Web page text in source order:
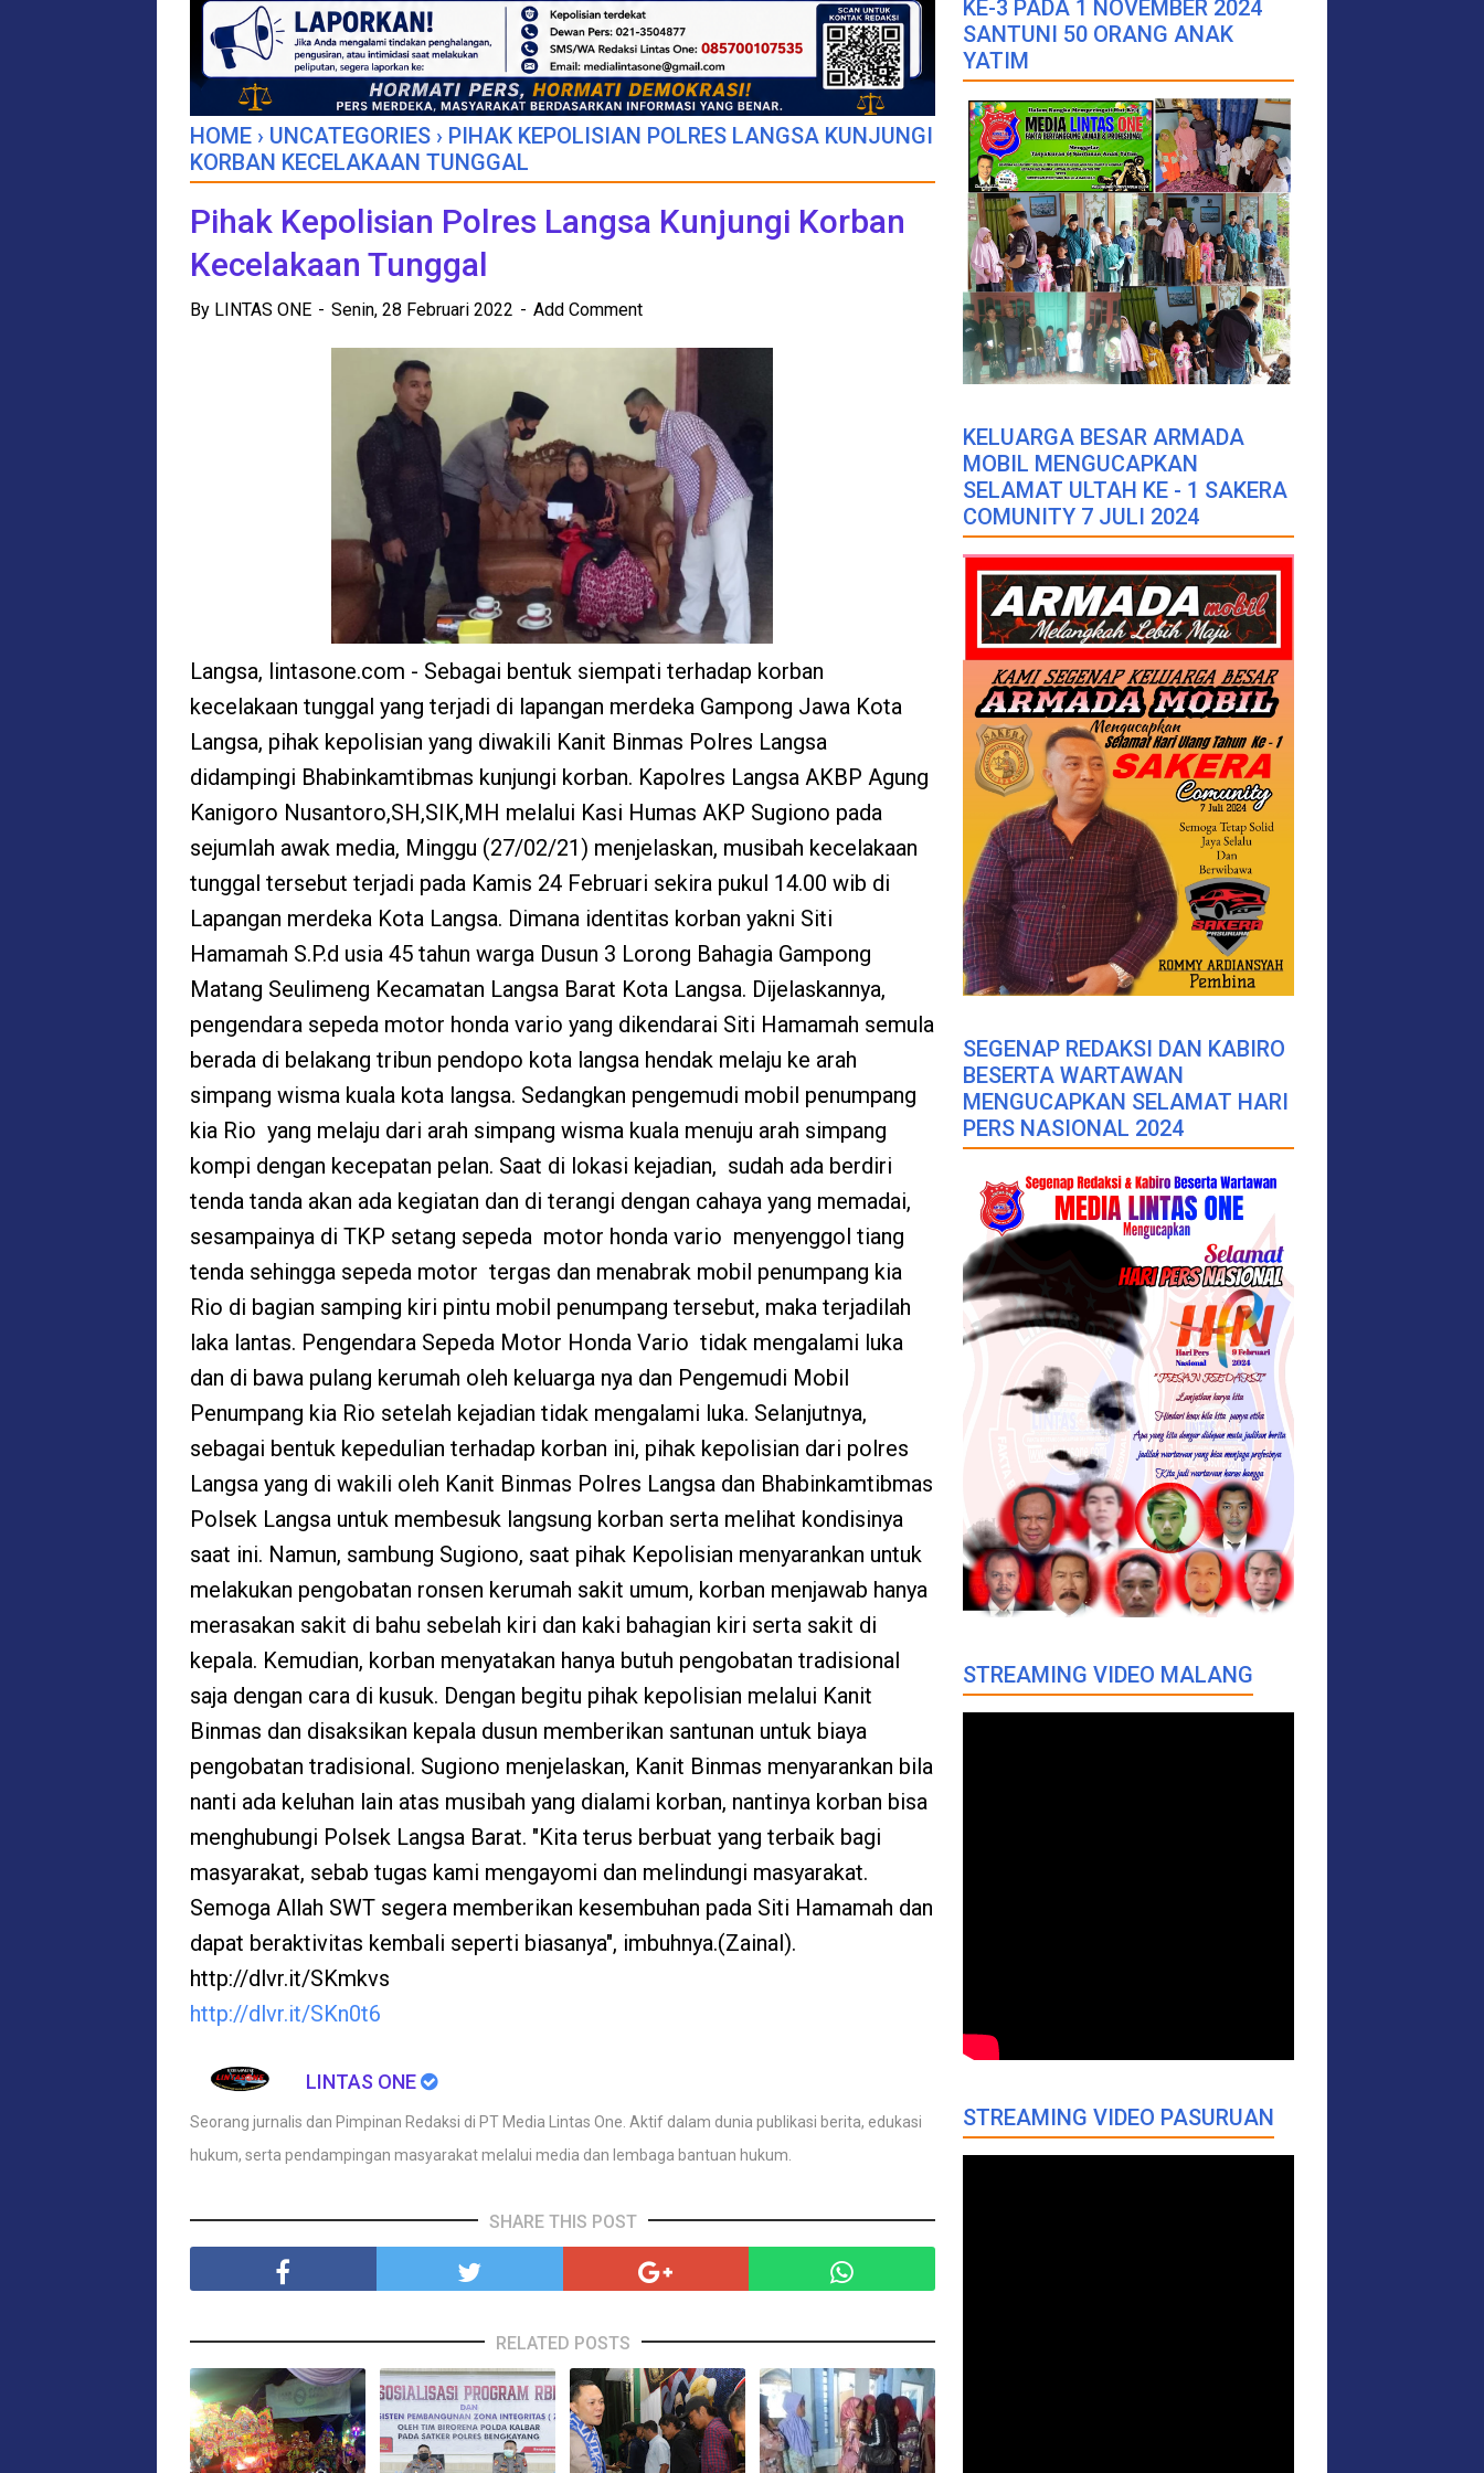
HOME › UNCATEGORIES › PIHAK KEPOLISIAN POLRES LANGSA KUNJUNGI
KORBAN KECELAKAAN TUNGGAL
Pihak Kepolisian Polres Langsa Kunjungi Korban
Kecelakaan Tunggal
By LINTAS ONE Senin, 28 Februari 2022 Add Comment
Langsa, lintasone.com - Sebagai bentuk siempati terhadap korban
kecelakaan tunggal yang terjadi di lapangan merdeka Gampong Jawa Kota
Langsa, pihak kepolisian yang diwakili Kanit Binmas Polres Langsa
didampingi Bhabinkamtibmas kunjungi korban. Kapolres Langsa AKBP Agung
Kanigoro Nusantoro,SH,SIK,MH melalui Kasi Humas AKP Sugiono pada
sejumlah awak media, Minggu (27/02/21) menjelaskan, musibah kecelakaan
tunggal tersebut terjadi pada Kamis 24 Februari sekira pukul 14.00 wib di
Lapangan merdeka Kota Langsa. Dimana identitas korban yakni Siti
Hamamah S.P.d usia 45 tahun warga Dusun 3 Lorong Bahagia Gampong
Matang Seulimeng Kecamatan Langsa Barat Kota Langsa. Dijelaskannya,
pengendara sepeda motor honda vario yang dikendarai Siti Hamamah semula
berada di belakang tribun pendopo kota langsa hendak melaju ke arah
simpang wisma kuala kota langsa. Sedangkan pengemudi mobil penumpang
kia Rio yang melaju dari arah simpang wisma kuala menuju arah simpang
kompi dengan kecepatan pelan. Saat di lokasi kejadian, sudah ada berdiri
tenda tanda akan ada kegiatan dan di terangi dengan cahaya yang memadai,
sesampainya di TKP setang sepeda motor honda vario menyenggol tiang
tenda sehingga sepeda motor tergas dan menabrak mobil penumpang kia
Rio di bagian samping kiri pintu mobil penumpang tersebut, maka terjadilah
laka lantas. Pengendara Sepeda Motor Honda Vario tidak mengalami luka
dan di bawa pulang kerumah oleh keluarga nya dan Pengemudi Mobil
Penumpang kia Rio setelah kejadian tidak mengalami luka. Selanjutnya,
sebagai bentuk kepedulian terhadap korban ini, pihak kepolisian dari polres
Langsa yang di wakili oleh Kanit Binmas Polres Langsa dan Bhabinkamtibmas
Polsek Langsa untuk membesuk langsung korban serta melihat kondisinya
saat ini. Namun, sambung Sugiono, saat pihak Kepolisian menyarankan untuk
melakukan pengobatan ronsen kerumah sakit umum, korban menjawab hanya
merasakan sakit di bahu sebelah kiri dan kaki bahagian kiri serta sakit di
kepala. Kemudian, korban menyatakan hanya butuh pengobatan tradisional
saja dengan cara di kusuk. Dengan begitu pihak kepolisian melalui Kanit
Binmas dan disaksikan kepala dusun memberikan santunan untuk biaya
pengobatan tradisional. Sugiono menjelaskan, Kanit Binmas menyarankan bila
nanti ada keluhan lain atas musibah yang dialami korban, nantinya korban bisa
menghubungi Polsek Langsa Barat. "Kita terus berbuat yang terbaik bagi
masyarakat, sebab tugas kami mengayomi dan melindungi masyarakat.
Semoga Allah SWT segera memberikan kesembuhan pada Siti Hamamah dan
dapat beraktivitas kembali seperti biasanya", imbuhnya.(Zainal).
http://dlvr.it/SKmkvs
http://dlvr.it/SKn0t6
LINTAS ONE
Seorang jurnalis dan Pimpinan Redaksi di PT Media Lintas One. Aktif dalam dunia publikasi berita, edukasi
hukum, serta pendampingan masyarakat melalui media dan lembaga bantuan hukum.
SHARE THIS POST
RELATED POSTS
KE-3 PADA 1 NOVEMBER 2024
SANTUNI 50 ORANG ANAK
YATIM
KELUARGA BESAR ARMADA
MOBIL MENGUCAPKAN
SELAMAT ULTAH KE - 1 SAKERA
COMUNITY 7 JULI 2024
SEGENAP REDAKSI DAN KABIRO
BESERTA WARTAWAN
MENGUCAPKAN SELAMAT HARI
PERS NASIONAL 2024
STREAMING VIDEO MALANG
STREAMING VIDEO PASURUAN